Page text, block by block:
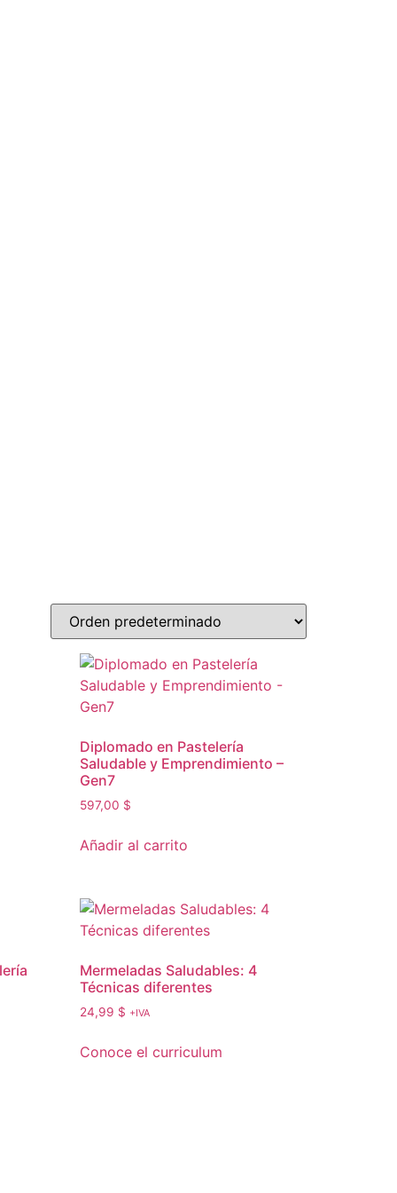
Diplomado en Pastelería
Saludable y Emprendimiento –
Gen7
597,00 $
Añadir al carrito
Mermeladas Saludables: 4
Técnicas diferentes
24,99 $ +IVA
Conoce el curriculum